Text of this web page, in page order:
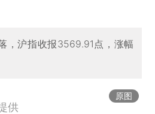
，沪指收报3569.91点，涨幅
原图
供